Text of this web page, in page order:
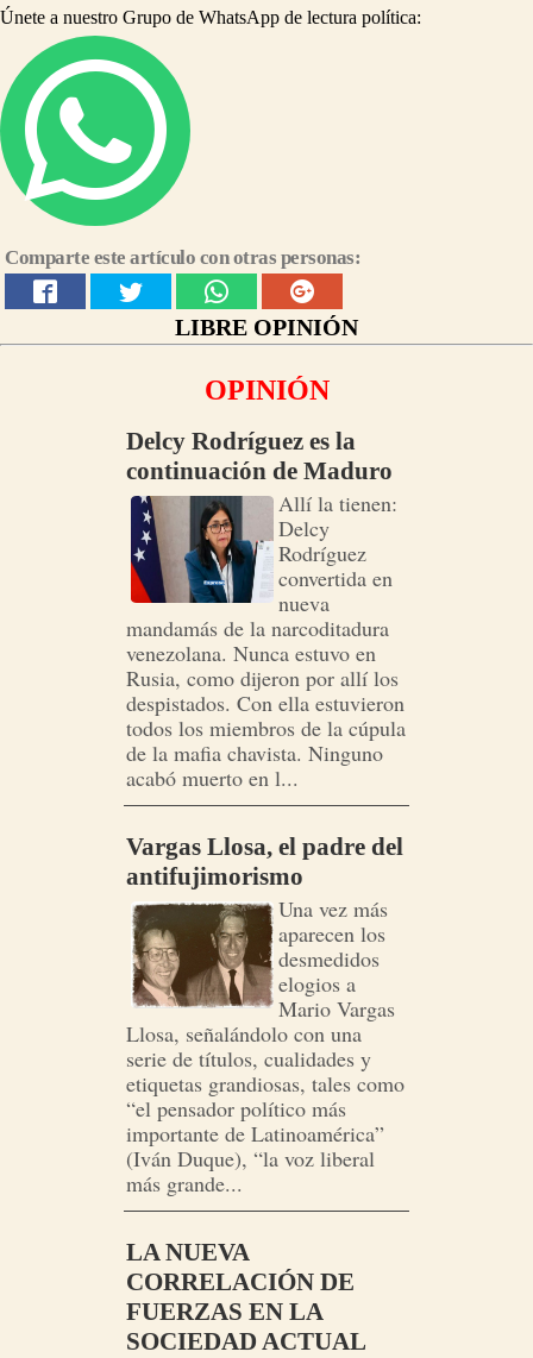
Únete a nuestro Grupo de WhatsApp de lectura política:
Comparte este artículo con otras personas:
LIBRE OPINIÓN
OPINIÓN
Delcy Rodríguez es la
continuación de Maduro
Allí la tienen:
Delcy
Rodríguez
convertida en
nueva
mandamás de la narcoditadura
venezolana. Nunca estuvo en
Rusia, como dijeron por allí los
despistados. Con ella estuvieron
todos los miembros de la cúpula
de la mafia chavista. Ninguno
acabó muerto en l...
Vargas Llosa, el padre del
antifujimorismo
Una vez más
aparecen los
desmedidos
elogios a
Mario Vargas
Llosa, señalándolo con una
serie de títulos, cualidades y
etiquetas grandiosas, tales como
“el pensador político más
importante de Latinoamérica”
(Iván Duque), “la voz liberal
más grande...
LA NUEVA
CORRELACIÓN DE
FUERZAS EN LA
SOCIEDAD ACTUAL